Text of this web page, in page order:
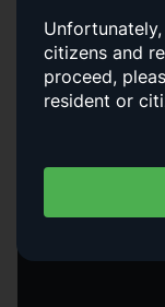
citizens and
proceed,
resident or